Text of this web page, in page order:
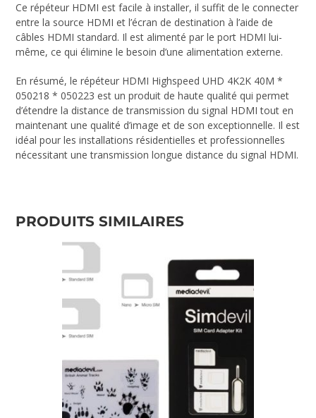
Ce répéteur HDMI est facile à installer, il suffit de le connecter
entre la source HDMI et l’écran de destination à l’aide de
câbles HDMI standard. Il est alimenté par le port HDMI lui-
même, ce qui élimine le besoin d’une alimentation externe.
En résumé, le répéteur HDMI Highspeed UHD 4K2K 40M *
050218 * 050223 est un produit de haute qualité qui permet
d’étendre la distance de transmission du signal HDMI tout en
maintenant une qualité d’image et de son exceptionnelle. Il est
idéal pour les installations résidentielles et professionnelles
nécessitant une transmission longue distance du signal HDMI.
PRODUITS SIMILAIRES